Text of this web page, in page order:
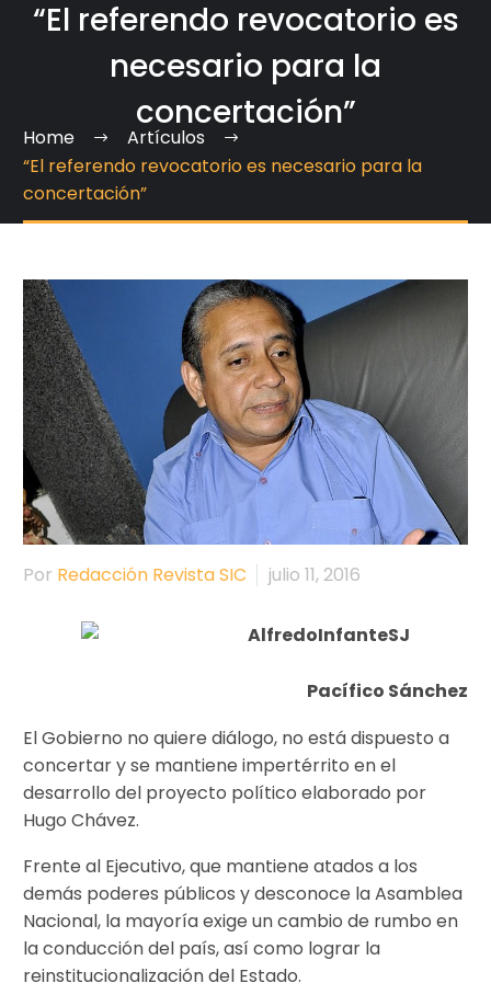
“El referendo revocatorio es
necesario para la
concertación”
Home
Artículos
“El referendo revocatorio es necesario para la
concertación”
Por Redacción Revista SIC julio 11, 2016
Pacífico Sánchez
El Gobierno no quiere diálogo, no está dispuesto a
concertar y se mantiene impertérrito en el
desarrollo del proyecto político elaborado por
Hugo Chávez.
Frente al Ejecutivo, que mantiene atados a los
demás poderes públicos y desconoce la Asamblea
Nacional, la mayoría exige un cambio de rumbo en
la conducción del país, así como lograr la
reinstitucionalización del Estado.